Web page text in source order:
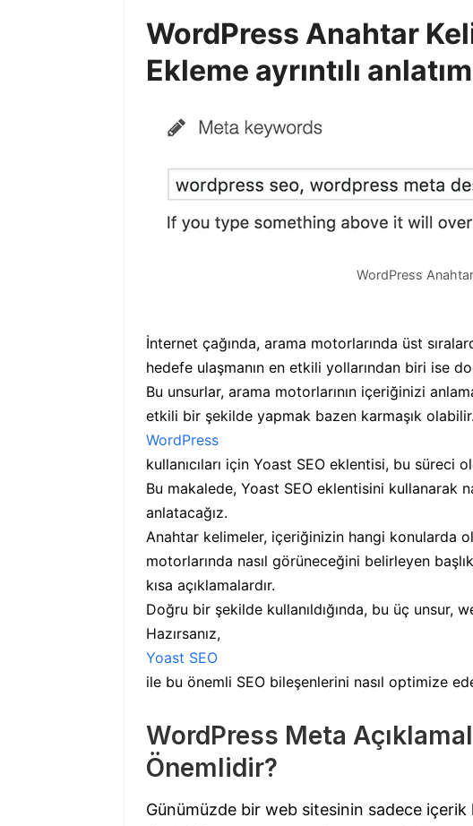
WordPress Anahtar
Ekleme ayrıntılı anlatım
WordPress
İnternet çağında, arama motorlarında üst
hedefe ulaşmanın en etkili yollarından biri ise
Bu unsurlar, arama motorlarının içeriğinizi
etkili bir şekilde yapmak bazen karmaşık
WordPress
kullanıcıları için Yoast SEO eklentisi, bu
Bu makalede, Yoast SEO eklentisini kullanarak
anlatacağız.
Anahtar kelimeler, içeriğinizin hangi konularda
motorlarında nasıl görüneceğini belirleyen
kısa açıklamalardır.
Doğru bir şekilde kullanıldığında, bu üç unsur,
Hazırsanız,
Yoast SEO
ile bu önemli SEO bileşenlerini nasıl optimize
WordPress Meta
Önemlidir?
Günümüzde bir web sitesinin sadece içerik